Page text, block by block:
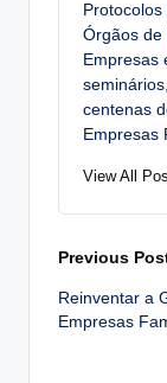
Órgãos de
Empresas
centenas
Empresas
View All
Post
Previous
Reinventar a
Empresas